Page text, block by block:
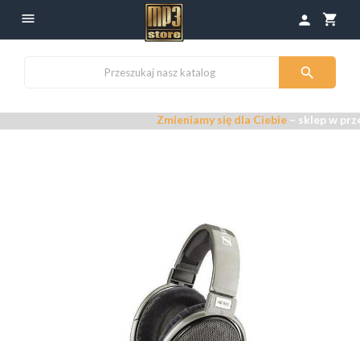
 shopping_cart
person

Zmieniamy się dla Ciebie– sklep w